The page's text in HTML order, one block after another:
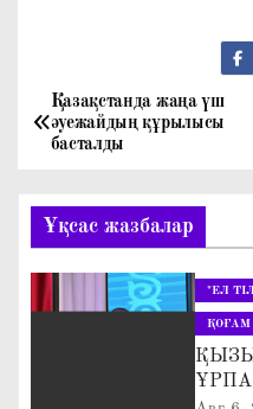
Н
в
и
г
Қазақстанда жаңа үш
әуежайдың құрылысы
басталды
Ұқсас жазбалар
"ЕЛ
ҚОҒАМ